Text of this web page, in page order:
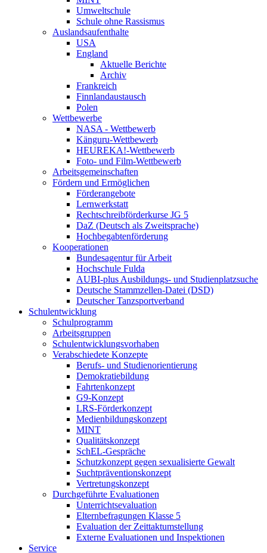
Umweltschule
Schule ohne Rassismus
Auslandsaufenthalte
USA
England
Aktuelle Berichte
Archiv
Frankreich
Finnlandaustausch
Polen
Wettbewerbe
NASA - Wettbewerb
Känguru-Wettbewerb
HEUREKA!-Wettbewerb
Foto- und Film-Wettbewerb
Arbeitsgemeinschaften
Fördern und Ermöglichen
Förderangebote
Lernwerkstatt
Rechtschreibförderkurse JG 5
DaZ (Deutsch als Zweitsprache)
Hochbegabtenförderung
Kooperationen
Bundesagentur für Arbeit
Hochschule Fulda
AUBI-plus Ausbildungs- und Studienplatzsuche
Deutsche Stammzellen-Datei (DSD)
Deutscher Tanzsportverband
Schulentwicklung
Schulprogramm
Arbeitsgruppen
Schulentwicklungsvorhaben
Verabschiedete Konzepte
Berufs- und Studienorientierung
Demokratiebildung
Fahrtenkonzept
G9-Konzept
LRS-Förderkonzept
Medienbildungskonzept
MINT
Qualitätskonzept
SchEL-Gespräche
Schutzkonzept gegen sexualisierte Gewalt
Suchtpräventionskonzept
Vertretungskonzept
Durchgeführte Evaluationen
Unterrichtsevaluation
Elternbefragungen Klasse 5
Evaluation der Zeittaktumstellung
Externe Evaluationen und Inspektionen
Service